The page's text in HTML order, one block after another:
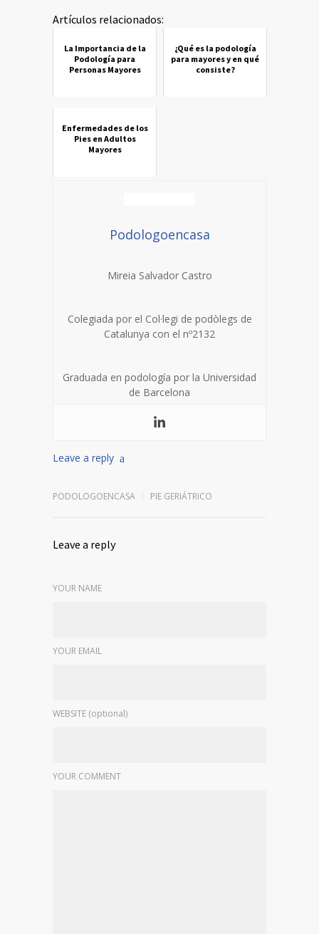
Artículos relacionados:
La Importancia de la
Podología para
Personas Mayores
¿Qué es la podología
para mayores y en qué
consiste?
Enfermedades de los
Pies en Adultos
Mayores
Podologoencasa
Mireia Salvador Castro
Colegiada por el Col·legi de podòlegs de
Catalunya con el nº2132
Graduada en podología por la Universidad
de Barcelona
Leave a reply
PODOLOGOENCASA PIE GERIÁTRICO
Leave a reply
YOUR NAME
YOUR EMAIL
WEBSITE (optional)
YOUR COMMENT